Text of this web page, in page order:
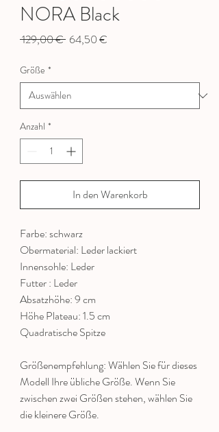
NORA Black
129,00 € Standardpreis
64,50 €
Größe *
Anzahl *
In den Warenkorb
Farbe: schwarz
Obermaterial: Leder lackiert
Innensohle: Leder
Futter : Leder
Absatzhöhe: 9 cm
Höhe Plateau: 1.5 cm
Quadratische Spitze
Größenempfehlung: Wählen Sie für dieses
Modell Ihre übliche Größe. Wenn Sie
zwischen zwei Größen stehen, wählen Sie
die kleinere Größe.